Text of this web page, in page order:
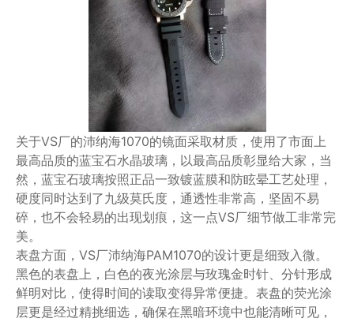
关于VS厂的沛纳海1070的镜面采取材质，使用了市面上
最高品质的蓝宝石水晶玻璃，以最高品质彰显给大家，当
然，蓝宝石玻璃按照正品一致镀蓝膜和防眩晕工艺处理，
硬度同时达到了九级莫氏度，通透性非常高，坚固不易
碎，也不会轻易的出现划痕，这一点VS厂细节做工非常完
美。
表盘方面，VS厂沛纳海PAM1070的设计更是细致入微。
黑色的表盘上，白色的夜光涂层与玫瑰金时针、分针形成
鲜明对比，使得时间的读取变得异常便捷。表盘的荧光涂
层更是经过精挑细选，确保在黑暗环境中也能清晰可见，